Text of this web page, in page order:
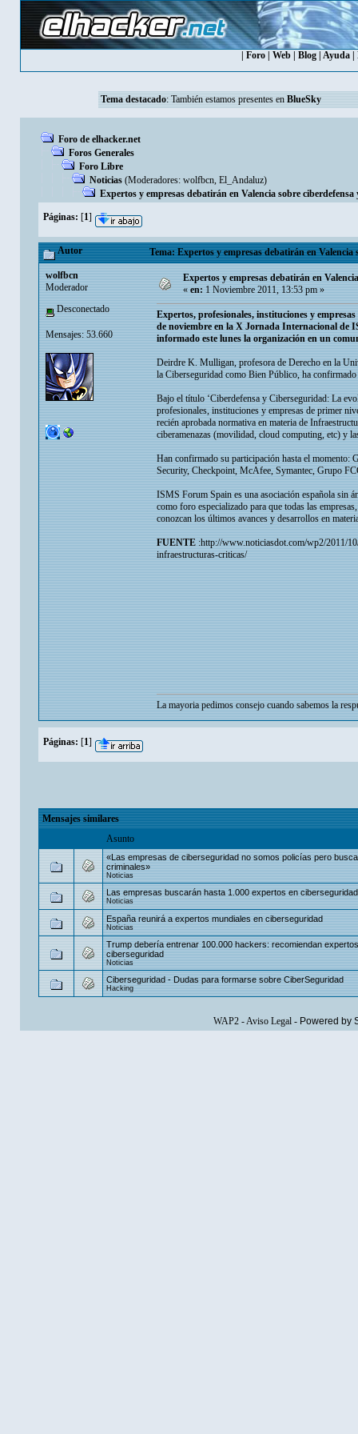
Foro| Web| Blog| Ayuda|
Tema destacado: También estamos presentes en BlueSky
Foro de elhacker.net
Foros Generales
Foro Libre
Noticias (Moderadores: wolfbcn, El_Andaluz)
Expertos y empresas debatirán en Valencia sobre
Páginas: [1]
Autor Tema: Expertos y empresas debatirán en
wolfbcn
Moderador
Desconectado
Mensajes: 53.660
Expertos y empresas debatirán en
«en:1 Noviembre 2011, 13:53 pm »
Expertos, profesionales, instituciones y
de noviembre en la X Jornada Internacional de
informado este lunes la organización en un
Deirdre K. Mulligan, profesora de Derecho en la
la Ciberseguridad como Bien Público, ha
Bajo el título ‘Ciberdefensa y Ciberseguridad: La
profesionales, instituciones y empresas de primer
recién aprobada normativa en materia de
ciberamenazas (movilidad, cloud computing, etc) y
Han confirmado su participación hasta el
Security, Checkpoint, McAfee, Symantec, Grupo
ISMS Forum Spain es una asociación española sin
como foro especializado para que todas las
conozcan los últimos avances y desarrollos en
FUENTE:http://www.noticiasdot.com/wp2/2011/
infraestructuras-criticas/
La mayoria pedimos consejo cuando sabemos la
Páginas: [1]
Mensajes similares
Asunto
«Las empresas de ciberseguridad no somos policías pero
criminales»
Noticias
Las empresas buscarán hasta 1.000 expertos en
Noticias
España reunirá a expertos mundiales en ciberseguridad
Noticias
Trump debería entrenar 100.000 hackers: recomiendan
ciberseguridad
Noticias
Ciberseguridad - Dudas para formarse sobre CiberSeguridad
Hacking
WAP2-Aviso Legal- Powered by